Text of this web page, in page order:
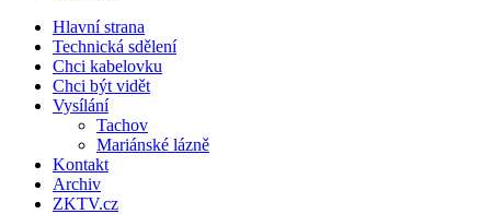
Hlavní strana
Technická sdělení
Chci kabelovku
Chci být vidět
Vysílání
Tachov
Mariánské lázně
Kontakt
Archiv
ZKTV.cz